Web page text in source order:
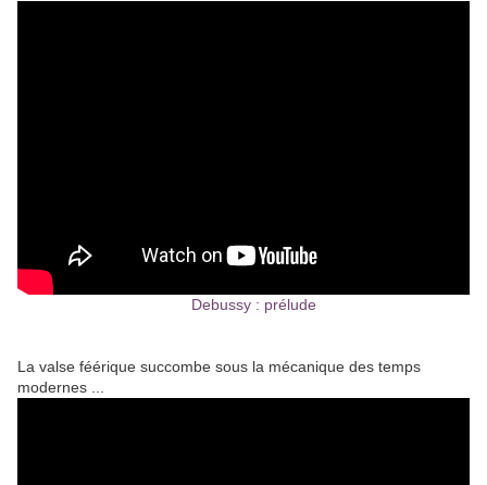
Debussy : prélude
La valse féérique succombe sous la mécanique des temps
modernes ...